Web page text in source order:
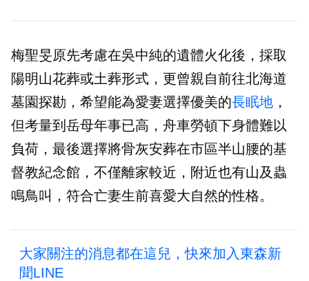
梅聖旻原先考慮在吳中純的遺體火化後，採取
陽明山花葬或土葬形式，更曾親自前往北海道
墓園探勘，希望能為愛妻選擇優美的長眠地 ，
但考量到岳母年事已高，舟車勞頓下身體難以
負荷，最後選擇將骨灰安葬在市區半山腰的基
督教紀念館，不僅離家較近，附近也有山及蟲
鳴鳥叫，符合亡妻生前喜愛大自然的性格。
大家關注的消息都在這兒，快來加入東森新
聞LINE